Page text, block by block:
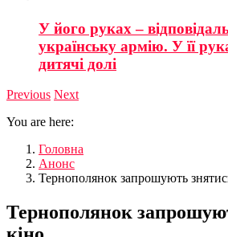
У його руках –
українську армію. У її
дитячі долі
Previous Next
You are here:
Головна
Анонс
Тернополянок запрошують
Тернополянок